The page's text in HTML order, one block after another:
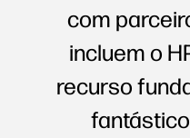
com
incluem o
recurso